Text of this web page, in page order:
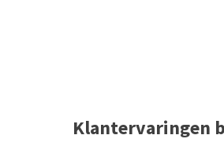
Klantervaringen